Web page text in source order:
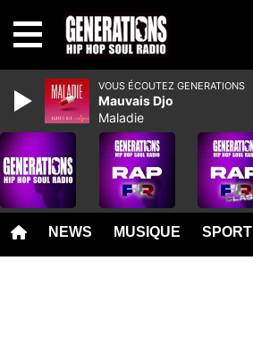
NEWS MUSIQUE SPORT
VOUS ÉCOUTEZ GENERATIONS
Mauvais Djo
Maladie